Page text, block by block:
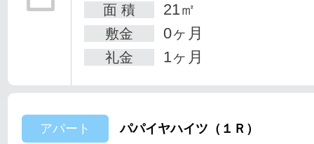
面 積 21㎡
敷金 0ヶ月
礼金 1ヶ月
アパート パパイヤハイツ（１Ｒ）